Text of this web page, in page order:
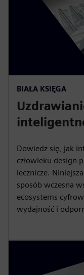
BIAŁA KSIĘGA
Dowiedz się, jak
człowieku design
lecznicze.
sposób wczesna
ecosystems
wydajność i